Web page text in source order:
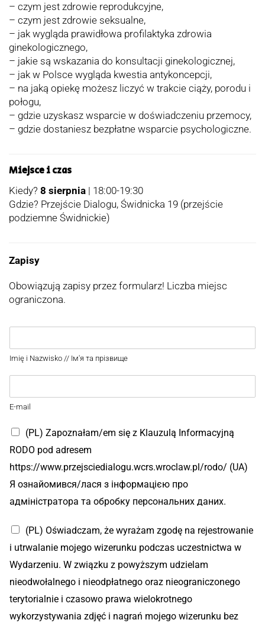
– czym jest zdrowie reprodukcyjne,
– czym jest zdrowie seksualne,
– jak wygląda prawidłowa profilaktyka zdrowia
ginekologicznego,
– jakie są wskazania do konsultacji ginekologicznej,
– jak w Polsce wygląda kwestia antykoncepcji,
– na jaką opiekę możesz liczyć w trakcie ciąży, porodu i
połogu,
– gdzie uzyskasz wsparcie w doświadczeniu przemocy,
– gdzie dostaniesz bezpłatne wsparcie psychologiczne.
Miejsce i czas
Kiedy? 8 sierpnia | 18:00-19:30
Gdzie? Przejście Dialogu, Świdnicka 19 (przejście
podziemne Świdnickie)
Zapisy
Obowiązują zapisy przez formularz! Liczba miejsc
ograniczona.
Imię i Nazwisko // Ім'я та прізвище
E-mail
(PL) Zapoznałam/em się z Klauzulą Informacyjną
RODO pod adresem
https://www.przejsciedialogu.wcrs.wroclaw.pl/rodo/ (UA)
Я ознайомився/лася з інформацією про
адміністратора та обробку персональних даних.
(PL) Oświadczam, że wyrażam zgodę na rejestrowanie
i utrwalanie mojego wizerunku podczas uczestnictwa w
Wydarzeniu. W związku z powyższym udzielam
nieodwołalnego i nieodpłatnego oraz nieograniczonego
terytorialnie i czasowo prawa wielokrotnego
wykorzystywania zdjęć i nagrań mojego wizerunku bez